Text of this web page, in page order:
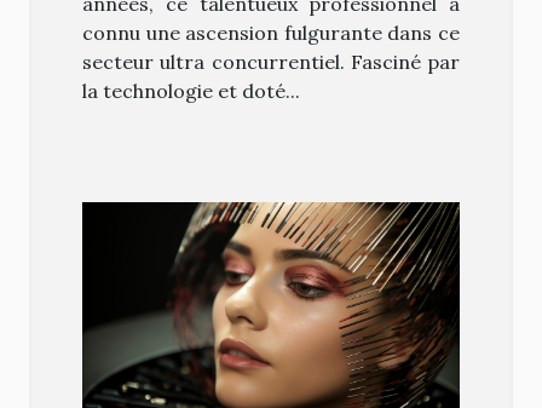
connu une ascension fulgurante dans ce
secteur ultra concurrentiel. Fasciné par
la technologie et doté...